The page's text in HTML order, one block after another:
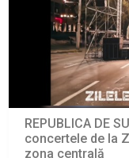
REPUBLICA DE
concertele de la
zona centrală